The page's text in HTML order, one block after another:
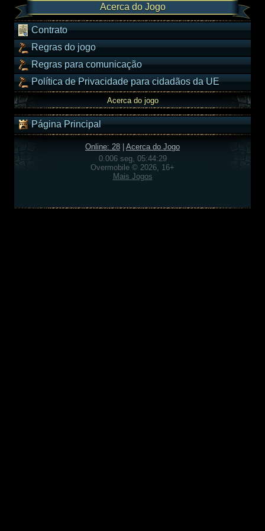
Acerca do Jogo
Contrato
Regras do jogo
Regras para comunicação
Política de Privacidade para cidadãos da UE
Acerca do jogo
Página Principal
Online: 28
Acerca do Jogo
0.006 seg, 05:44:29
Overmobile © 2026, 16+
Mais Jogos